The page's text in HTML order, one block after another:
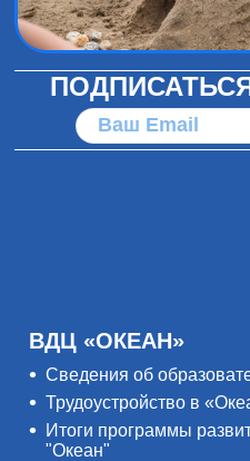
ВДЦ «ОКЕАН»
Сведения об
Трудоустройство в
Итоги программы
"Океан"